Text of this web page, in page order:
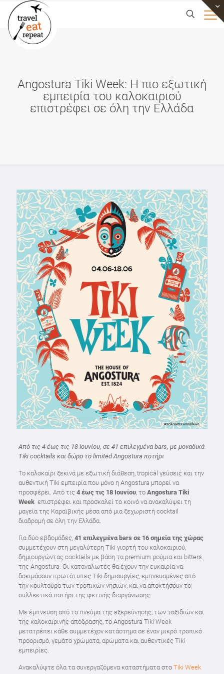
Angostura Tiki Week: Η πιο εξωτική
εμπειρία του καλοκαιριού
επιστρέφει σε όλη την Ελλάδα
Από τις 4 έως τις 18 Ιουνίου, σε 41 επιλεγμένα bars, με μοναδικά
Tiki cocktails και δώρο το limited Angostura ποτήρι
Το καλοκαίρι ξεκινά με εξωτική διάθεση, tropical γεύσεις και την
αυθεντική Tiki εμπειρία που μόνο η Angostura μπορεί να
προσφέρει. Από τις 4 έως τις 18 Ιουνίου, το Angostura Tiki
Week επιστρέφει και προσκαλεί το κοινό να ανακαλύψει τη
μαγεία της Καραϊβικής μέσα από μια ξεχωριστή cocktail
διαδρομή σε όλη την Ελλάδα.
Για δύο εβδομάδες, 41 επιλεγμένα bars σε 16 σημεία της χώρας
συμμετέχουν στη μεγαλύτερη Tiki γιορτή του καλοκαιριού,
δημιουργώντας cocktails με βάση τα premium ρούμια και bitters
της Angostura. Οι καταναλωτές θα έχουν την ευκαιρία να
δοκιμάσουν πρωτότυπες Tiki δημιουργίες, εμπνευσμένες από
την κουλτούρα των τροπικών νησιών, και να αποκτήσουν το
συλλεκτικό ποτήρι της φετινής διοργάνωσης.
Με έμπνευση από το πνεύμα της εξερεύνησης, των ταξιδιών και
της καλοκαιρινής απόδρασης, το Angostura Tiki Week
μετατρέπει κάθε συμμετέχον κατάστημα σε έναν μικρό τροπικό
προορισμό, γεμάτο χρώματα, αρώματα και αυθεντικές Tiki
εμπειρίες.
Ανακαλύψτε όλα τα συνεργαζόμενα καταστήματα στο Tiki Week